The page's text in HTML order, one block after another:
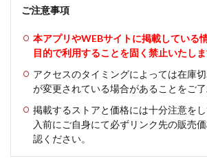
ご注意事項
本アプリやWEBサイトに掲載している
目的で利用することを固く禁止いたしま
アクセスのタイミングによっては在庫
が変更されている場合があることをご了
掲載するストアと価格には十分注意を
入前にご自身にて必ずリンク先の販売
認ください。